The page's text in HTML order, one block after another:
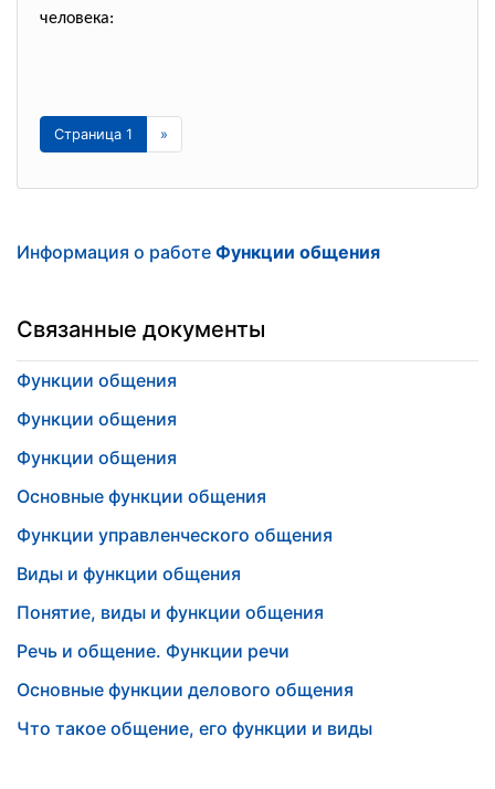
человека:
Страница 1 »
Информация о работе Функции общения
Связанные документы
Функции общения
Функции общения
Функции общения
Основные функции общения
Функции управленческого общения
Виды и функции общения
Понятие, виды и функции общения
Речь и общение. Функции речи
Основные функции делового общения
Что такое общение, его функции и виды